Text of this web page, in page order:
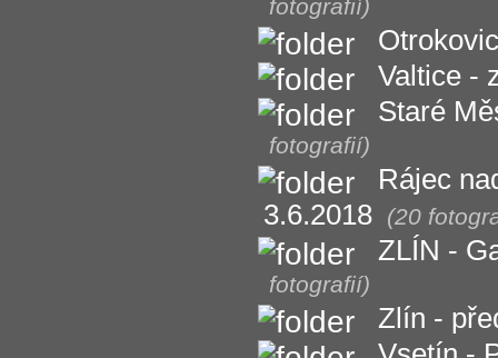
fotografií)
Valtice -
Staré
fotografií)
Rájec
3.6.2018
(20
ZLÍN -
fotografií)
Zlín -